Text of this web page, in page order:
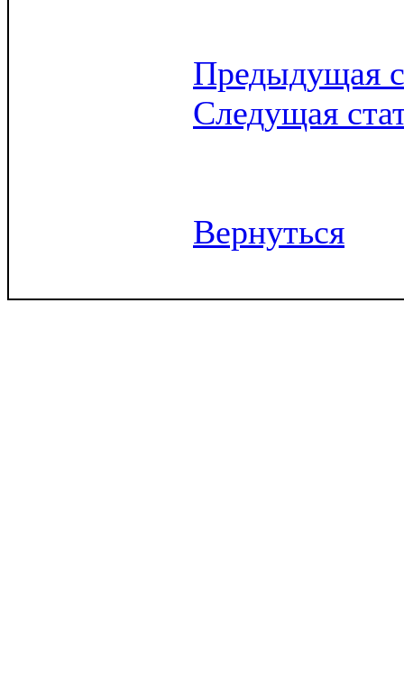
Предыдущая
Следущая
Вернуться